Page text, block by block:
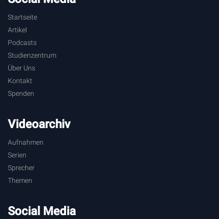
[13:59] Das Evangelium.
Startseite
Artikel
Podcasts
Studienzentrum
Über Uns
Kontakt
Spenden
Videoarchiv
Aufnahmen
Serien
Sprecher
Themen
Social Media